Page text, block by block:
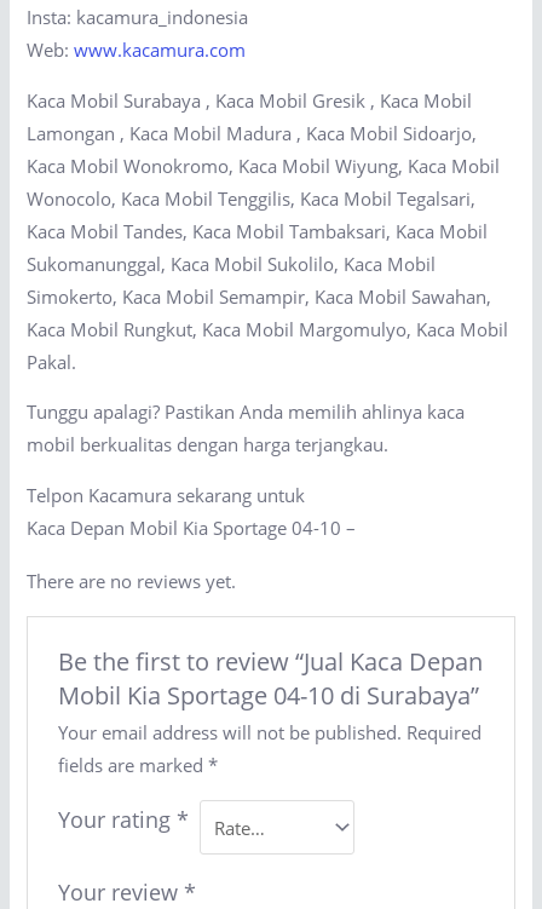
Insta: kacamura_indonesia
Web:www.kacamura.com
Kaca Mobil Surabaya , Kaca Mobil Gresik , Kaca Mobil
Lamongan , Kaca Mobil Madura , Kaca Mobil Sidoarjo,
Kaca Mobil Wonokromo, Kaca Mobil Wiyung, Kaca Mobil
Wonocolo, Kaca Mobil Tenggilis, Kaca Mobil Tegalsari,
Kaca Mobil Tandes, Kaca Mobil Tambaksari, Kaca Mobil
Sukomanunggal, Kaca Mobil Sukolilo, Kaca Mobil
Simokerto, Kaca Mobil Semampir, Kaca Mobil Sawahan,
Kaca Mobil Rungkut, Kaca Mobil Margomulyo, Kaca Mobil
Pakal.
Tunggu apalagi? Pastikan Anda memilih ahlinya kaca
mobil berkualitas dengan harga terjangkau.
Telpon Kacamura sekarang untuk
Kaca Depan Mobil Kia Sportage 04-10 –
There are no reviews yet.
Be the first to review “Jual Kaca Depan
Mobil Kia Sportage 04-10 di Surabaya”
Your email address will not be published. Required
fields are marked *
Your rating *
Your review *